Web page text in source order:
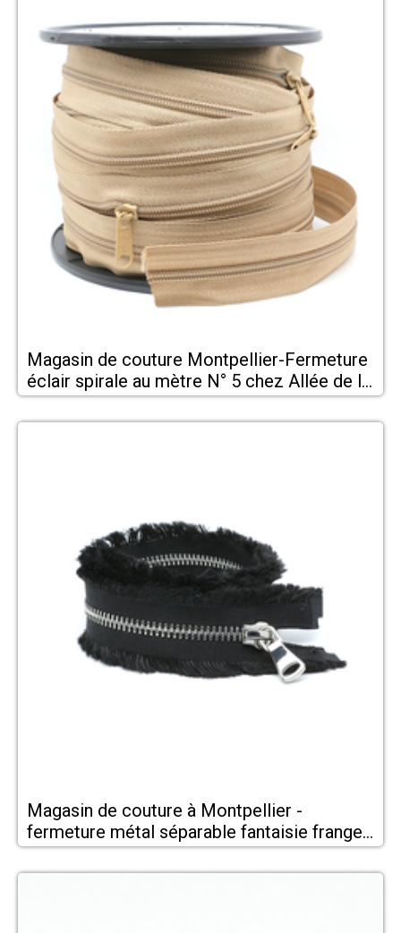
Magasin de couture Montpellier-Fermeture
éclair spirale au mètre N° 5 chez Allée de la
Mercerie
Magasin de couture à Montpellier -
fermeture métal séparable fantaisie franges
chez Allée de la Mercerie